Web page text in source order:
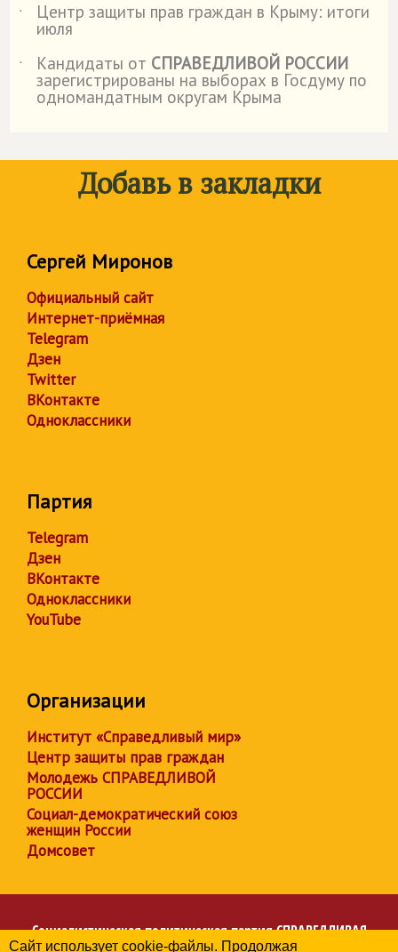
˙
Центр защиты прав граждан в Крыму: итоги
июля
˙
Кандидаты от СПРАВЕДЛИВОЙ РОССИИ
зарегистрированы на выборах в Госдуму по
одномандатным округам Крыма
Добавь в закладки
Сергей Миронов
Официальный сайт
Интернет-приёмная
Telegram
Дзен
Twitter
ВКонтакте
Одноклассники
Партия
Telegram
Дзен
ВКонтакте
Одноклассники
YouTube
Организации
Институт «Справедливый мир»
Центр защиты прав граждан
Молодежь СПРАВЕДЛИВОЙ
РОССИИ
Социал-демократический союз
женщин России
Домсовет
Социалистическая политическая партияСПРАВЕДЛИВАЯ
Сайт использует cookie-файлы. Продолжая